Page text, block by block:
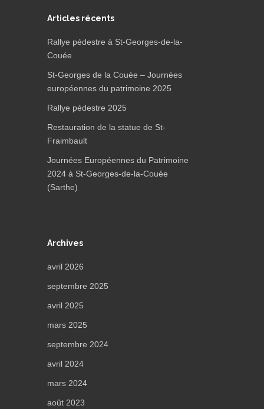
Articles récents
Rallye pédestre à St-Georges-de-la-
Couée
St-Georges de la Couée – Journées
européennes du patrimoine 2025
Rallye pédestre 2025
Restauration de la statue de St-
Fraimbault
Journées Européennes du Patrimoine
2024 à St-Georges-de-la-Couée
(Sarthe)
Archives
avril 2026
septembre 2025
avril 2025
mars 2025
septembre 2024
avril 2024
mars 2024
août 2023